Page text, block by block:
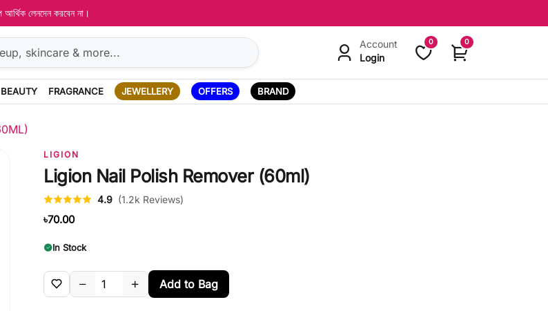
লেনদেন করবেন না।
Account
Login
0 0
FRAGRANCE JEWELLERY OFFERS BRAND
LIGION
Ligion Nail Polish Remover (60ml)
4.9 (1.2k Reviews)
৳70.00
In Stock
Add to Bag